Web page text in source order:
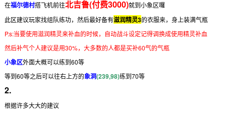
在福尔德村搭飞机前往北吉鲁(付费3000)就到小象区囉
此区建议玩家找组队练功，然后最好备有滋润精灵3的衣服来，身上装满气瓶
P.s:当要使用滋润精灵来补血的时候，自动战斗设定记得调换成使用精灵补血
然后补气个人建议是用30%，大多数的人都是买补60气的气瓶
小象区外面大概可以练到60等
等到60等之后可以往右上方的象洞(239,98)练到70等
2.
根据许多大大的建议